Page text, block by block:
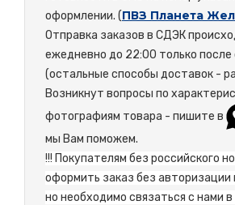
оформлении. (ПВЗ Планета
Отправка заказов в СДЭК
ежедневно до 22:00 только после
(остальные способы доставок -
Возникнут вопросы по
фотографиям товара - пишите в
мы Вам поможем.
!!! Покупателям без российского
оформить заказ без авторизации
но необходимо связаться с нами в